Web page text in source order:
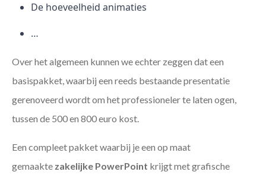
De hoeveelheid animaties
…
Over het algemeen kunnen we echter zeggen dat een
basispakket, waarbij een reeds bestaande presentatie
gerenoveerd wordt om het professioneler te laten ogen,
tussen de 500 en 800 euro kost.
Een compleet pakket waarbij je een op maat
gemaakte zakelijke PowerPoint krijgt met grafische